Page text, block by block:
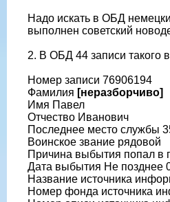
Надо искать в ОБД
выполнен советский
2. В ОБД 44 записи такого
Номер записи 76906194
Фамилия [неразборчиво]
Имя Павел
Отчество Иванович
Последнее место службы
Воинское звание рядовой
Причина выбытия попал в
Дата выбытия Не позднее
Название источника
Номер фонда источника